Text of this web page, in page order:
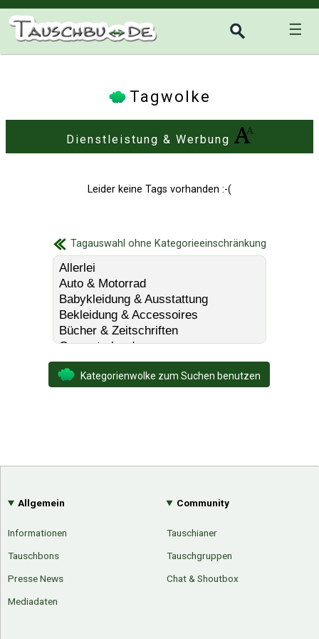
☰
Tagwolke
Dienstleistung & Werbung
Leider keine Tags vorhanden :-(
Tagauswahl ohne Kategorieeinschränkung
Kategorienwolke zum Suchen benutzen
Allgemein
Informationen
Tauschbons
Presse News
Mediadaten
Community
Tauschianer
Tauschgruppen
Chat & Shoutbox